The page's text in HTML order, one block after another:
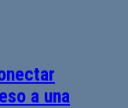
a una